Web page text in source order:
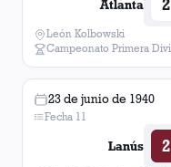
Atlanta 2
León Kolbowski
Campeonato Primera
23 de junio de 1940
Fecha 11
Lanús 2